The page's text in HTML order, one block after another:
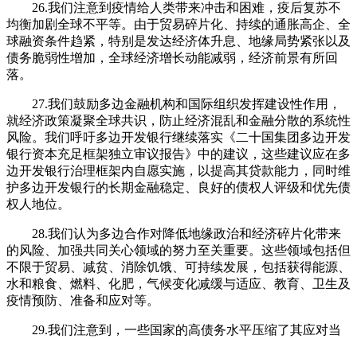
26.我们注意到疫情给人类带来冲击和困难，疫后复苏不
均衡加剧全球不平等。由于贸易碎片化、持续的通胀高企、全
球融资条件趋紧，特别是发达经济体升息、地缘局势紧张以及
债务脆弱性增加，全球经济增长动能减弱，经济前景有所回
落。
27.我们鼓励多边金融机构和国际组织发挥建设性作用，
就经济政策凝聚全球共识，防止经济混乱和金融分散的系统性
风险。我们呼吁多边开发银行继续落实《二十国集团多边开发
银行资本充足框架独立审议报告》中的建议，这些建议应在多
边开发银行治理框架内自愿实施，以提高其贷款能力，同时维
护多边开发银行的长期金融稳定、良好的债权人评级和优先债
权人地位。
28.我们认为多边合作对降低地缘政治和经济碎片化带来
的风险、加强共同关心领域的努力至关重要。这些领域包括但
不限于贸易、减贫、消除饥饿、可持续发展，包括获得能源、
水和粮食、燃料、化肥，气候变化减缓与适应、教育、卫生及
疫情预防、准备和应对等。
29.我们注意到，一些国家的高债务水平压缩了其应对当